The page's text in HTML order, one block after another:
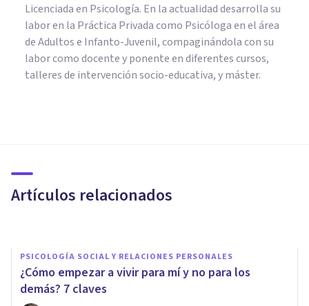
Licenciada en Psicología. En la actualidad desarrolla su
labor en la Práctica Privada como Psicóloga en el área
de Adultos e Infanto-Juvenil, compaginándola con su
labor como docente y ponente en diferentes cursos,
talleres de intervención socio-educativa, y máster.
Artículos relacionados
para mejorar la comunicación
PSICOLOGÍA SOCIAL Y RELACIONES PERSONALES
¿Cómo empezar a vivir para mí y no para los
demás? 7 claves